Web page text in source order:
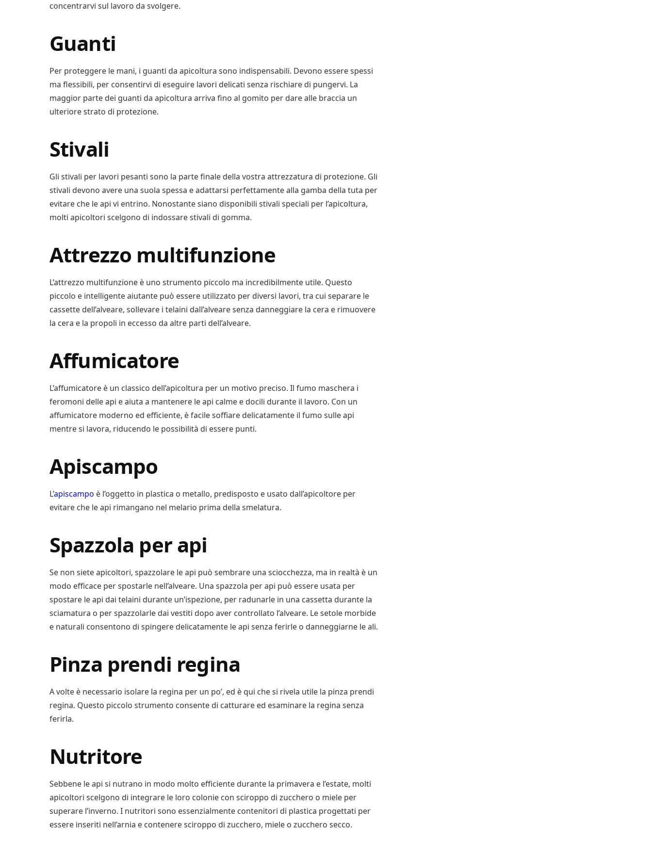
concentrarvi sul lavoro da svolgere.
Guanti
Per proteggere le mani, i guanti da apicoltura sono indispensabili. Devono essere spessi
ma flessibili, per consentirvi di eseguire lavori delicati senza rischiare di pungervi. La
maggior parte dei guanti da apicoltura arriva fino al gomito per dare alle braccia un
ulteriore strato di protezione.
Stivali
Gli stivali per lavori pesanti sono la parte finale della vostra attrezzatura di protezione. Gli
stivali devono avere una suola spessa e adattarsi perfettamente alla gamba della tuta per
evitare che le api vi entrino. Nonostante siano disponibili stivali speciali per l’apicoltura,
molti apicoltori scelgono di indossare stivali di gomma.
Attrezzo multifunzione
L’attrezzo multifunzione è uno strumento piccolo ma incredibilmente utile. Questo
piccolo e intelligente aiutante può essere utilizzato per diversi lavori, tra cui separare le
cassette dell’alveare, sollevare i telaini dall’alveare senza danneggiare la cera e rimuovere
la cera e la propoli in eccesso da altre parti dell’alveare.
Affumicatore
L’affumicatore è un classico dell’apicoltura per un motivo preciso. Il fumo maschera i
feromoni delle api e aiuta a mantenere le api calme e docili durante il lavoro. Con un
affumicatore moderno ed efficiente, è facile soffiare delicatamente il fumo sulle api
mentre si lavora, riducendo le possibilità di essere punti.
Apiscampo
L’apiscampo è l’oggetto in plastica o metallo, predisposto e usato dall’apicoltore per
evitare che le api rimangano nel melario prima della smelatura.
Spazzola per api
Se non siete apicoltori, spazzolare le api può sembrare una sciocchezza, ma in realtà è un
modo efficace per spostarle nell’alveare. Una spazzola per api può essere usata per
spostare le api dai telaini durante un’ispezione, per radunarle in una cassetta durante la
sciamatura o per spazzolarle dai vestiti dopo aver controllato l’alveare. Le setole morbide
e naturali consentono di spingere delicatamente le api senza ferirle o danneggiarne le ali.
Pinza prendi regina
A volte è necessario isolare la regina per un po’, ed è qui che si rivela utile la pinza prendi
regina. Questo piccolo strumento consente di catturare ed esaminare la regina senza
ferirla.
Nutritore
Sebbene le api si nutrano in modo molto efficiente durante la primavera e l’estate, molti
apicoltori scelgono di integrare le loro colonie con sciroppo di zucchero o miele per
superare l’inverno. I nutritori sono essenzialmente contenitori di plastica progettati per
essere inseriti nell’arnia e contenere sciroppo di zucchero, miele o zucchero secco.